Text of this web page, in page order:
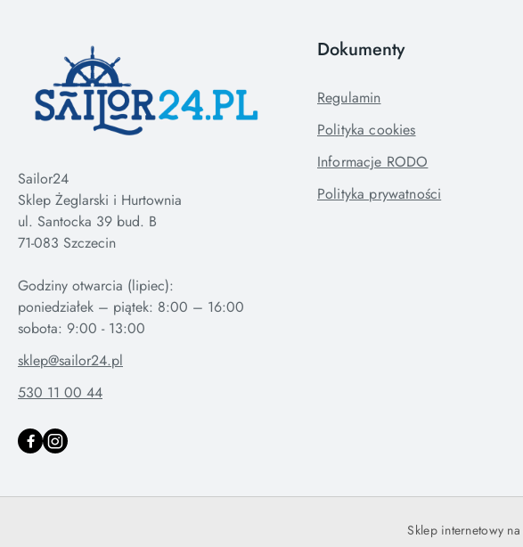
Sailor24
Sklep Żeglarski i Hurtownia
ul. Santocka 39 bud. B
71-083 Szczecin
Godziny otwarcia (lipiec):
poniedziałek – piątek: 8:00 – 16:00
sklep@sailor24.pl
530 11 00 44
Dokumenty
Regulamin
Polityka cookies
Informacje RODO
Polityka prywatności
Sklep internetowy